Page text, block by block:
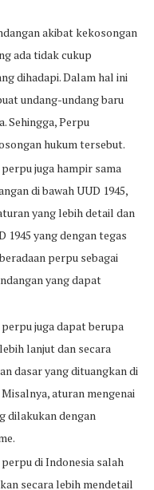
akibat kekosongan
ada tidak cukup
dihadapi. Dalam hal ini
undang-undang baru
Sehingga, Perpu
hukum tersebut.
juga hampir sama
di bawah UUD 1945,
yang lebih detail dan
1945 yang dengan tegas
perpu sebagai
yang dapat
juga dapat berupa
lanjut dan secara
dasar yang dituangkan di
aturan mengenai
dilakukan dengan
di Indonesia salah
secara lebih mendetail